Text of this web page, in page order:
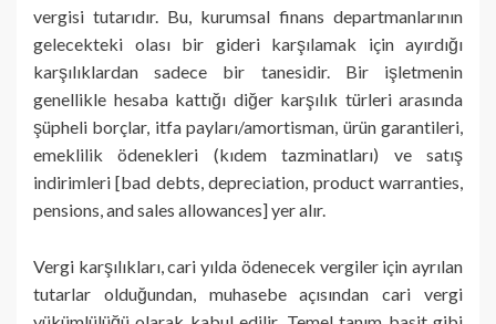
vergisi tutarıdır. Bu, kurumsal finans departmanlarının
gelecekteki olası bir gideri karşılamak için ayırdığı
karşılıklardan sadece bir tanesidir. Bir işletmenin
genellikle hesaba kattığı diğer karşılık türleri arasında
şüpheli borçlar, itfa payları/amortisman, ürün garantileri,
emeklilik ödenekleri (kıdem tazminatları) ve satış
indirimleri [bad debts, depreciation, product warranties,
pensions, and sales allowances] yer alır.
Vergi karşılıkları, cari yılda ödenecek vergiler için ayrılan
tutarlar olduğundan, muhasebe açısından cari vergi